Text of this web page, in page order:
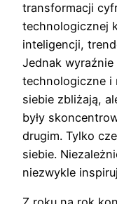
transformacji
technologicznej
inteligencji,
Jednak wyraźnie
technologiczne i
siebie zbliżają,
były
drugim. Tylko
siebie.
niezwykle